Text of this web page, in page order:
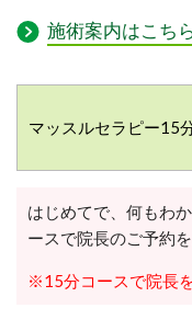
施術案内はこち
マッスルセラピー15
はじめてで、何もわ
ースで院長のご予約
※15分コースで院長